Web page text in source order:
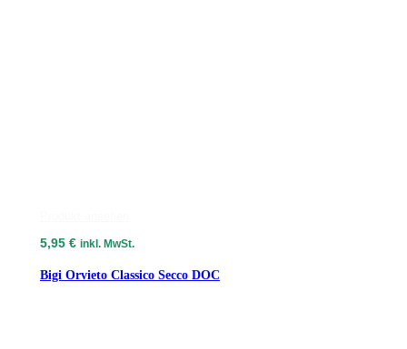
5,95 € inkl. MwSt.
Bigi Orvieto Classico Secco DOC